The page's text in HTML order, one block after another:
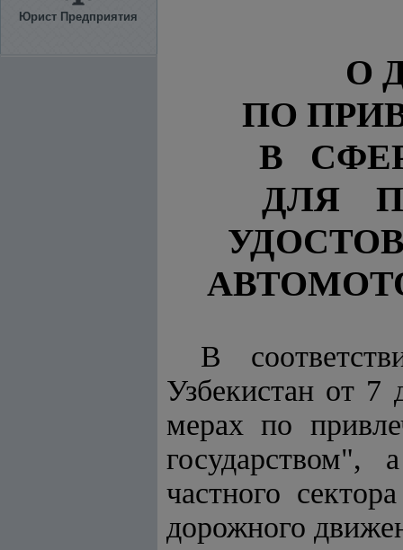
Юрист Предприятия
О
ПО
В
ДЛЯ
В
Узбекистан от
мерах по
частного
дорожного